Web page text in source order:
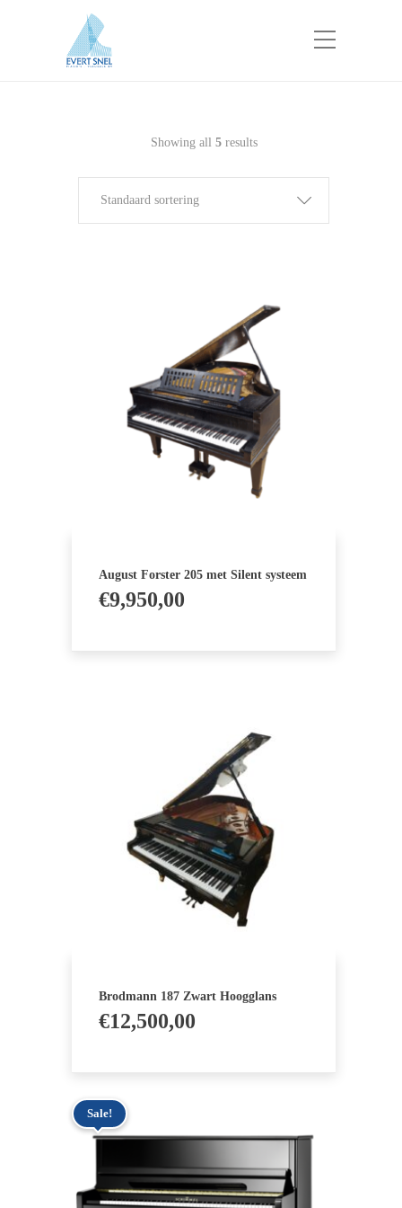
Showing all 5results
Standaard sortering
August Forster 205 met Silent systeem
€9,950,00
Brodmann 187 Zwart Hoogglans
€12,500,00
Sale!